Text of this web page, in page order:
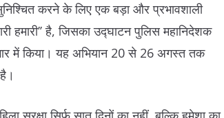
करने के लिए एक बड़ा और प्रभावशाली
हमारी’’ है, जिसका उद्घाटन पुलिस महानिदेशक
में किया। यह अभियान 20 से 26 अगस्त तक